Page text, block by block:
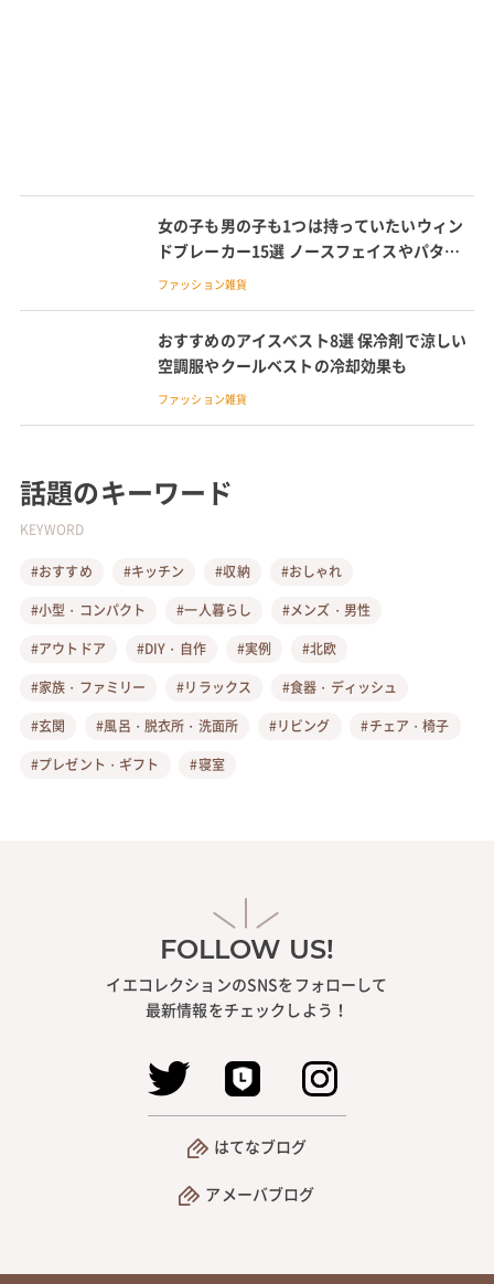
女の子も男の子も1つは持っていたいウィン
ドブレーカー15選 ノースフェイスやパタゴ
ニアのキッズウィンドブレーカーも紹介
ファッション雑貨
おすすめのアイスベスト8選 保冷剤で涼しい
空調服やクールベストの冷却効果も
ファッション雑貨
話題のキーワード
KEYWORD
#おすすめ #キッチン #収納
#おしゃれ
#小型・コンパクト
#一人暮らし
#メンズ・男性
#アウトドア
#DIY・自作 #実例
#北欧
#家族・ファミリー
#リラックス
#食器・ディッシュ
#玄関
#風呂・脱衣所・洗面所 #リビング
#チェア・椅子
#プレゼント・ギフト
#寝室
FOLLOW US!
イエコレクションのSNSをフォローして
最新情報をチェックしよう！
はてなブログ
アメーバブログ